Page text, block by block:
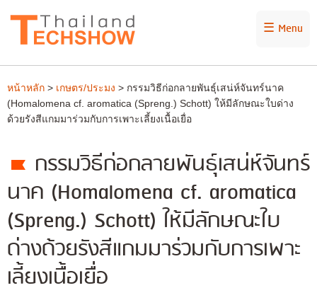
☰ Menu
หน้าหลัก > เกษตร/ประมง > กรรมวิธีก่อกลายพันธุ์เสน่ห์จันทร์นาค
(Homalomena cf. aromatica (Spreng.) Schott) ให้มีลักษณะใบด่าง
ด้วยรังสีแกมมาร่วมกับการเพาะเลี้ยงเนื้อเยื่อ
กรรมวิธีก่อกลายพันธุ์เสน่ห์จันทร์
นาค (Homalomena cf. aromatica
(Spreng.) Schott) ให้มีลักษณะใบ
ด่างด้วยรังสีแกมมาร่วมกับการเพาะ
เลี้ยงเนื้อเยื่อ